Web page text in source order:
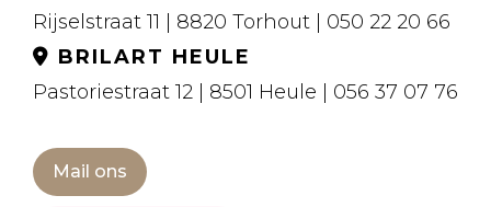
Rijselstraat 11 | 8820 Torhout | 050 22 20 66
BRILART HEULE
Pastoriestraat 12 | 8501 Heule | 056 37 07 76
Mail ons